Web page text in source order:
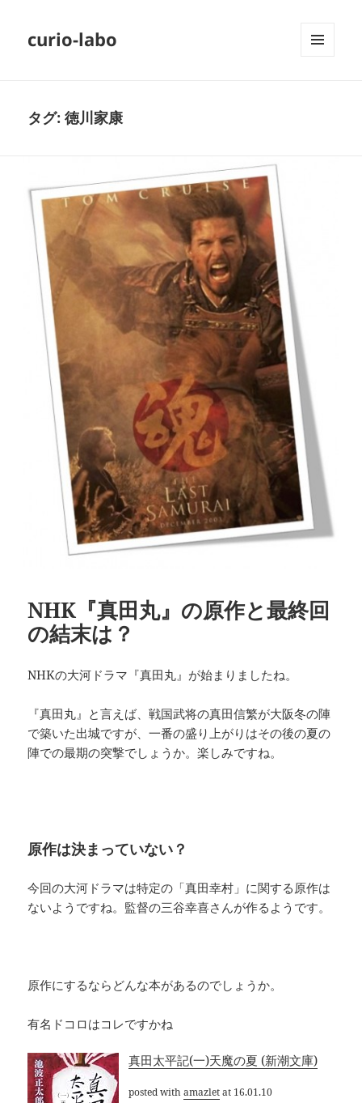
curio-labo
タグ:徳川家康
NHK『真田丸』の原作と最終回
の結末は？
NHKの大河ドラマ『真田丸』が始まりましたね。
『真田丸』と言えば、戦国武将の真田信繁が大阪冬の陣
で築いた出城ですが、一番の盛り上がりはその後の夏の
陣での最期の突撃でしょうか。楽しみですね。
原作は決まっていない？
今回の大河ドラマは特定の「真田幸村」に関する原作は
ないようですね。監督の三谷幸喜さんが作るようです。
原作にするならどんな本があるのでしょうか。
有名ドコロはコレですかね
真田太平記(一)天魔の夏 (新潮文庫)
posted withamazletat 16.01.10